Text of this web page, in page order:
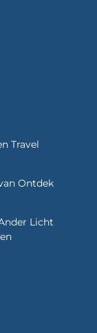
Travel
Ontdek
Licht